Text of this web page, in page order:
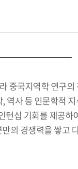
중국지역학 연구
사 등 인문학적
십 기회를 제공하
의 경쟁력을 쌓고